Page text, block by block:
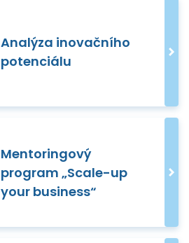
Analýza inovačního
potenciálu
Mentoringový
program „Scale-up
your business“